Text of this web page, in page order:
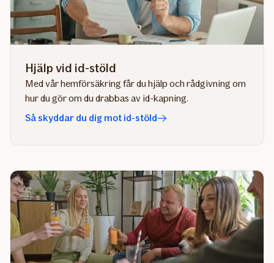
Hjälp vid id-stöld
Med vår hemförsäkring får du hjälp och rådgivning om
hur du gör om du drabbas av id-kapning.
Så skyddar du dig mot id-stöld